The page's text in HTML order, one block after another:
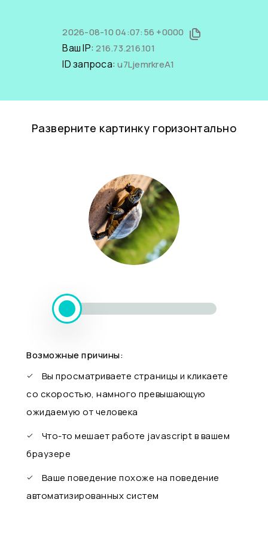
2026-08-10 04:07:56 +0000
Ваш IP:216.73.216.101
ID запроса:u7LjemrkreA1
Разверните картинку горизонтально
Возможные причины:
Вы просматриваете страницы и кликаете
со скоростью, намного превышающую
ожидаемую от человека
Что-то мешает работе javascript в вашем
браузере
Ваше поведение похоже на поведение
автоматизированных систем